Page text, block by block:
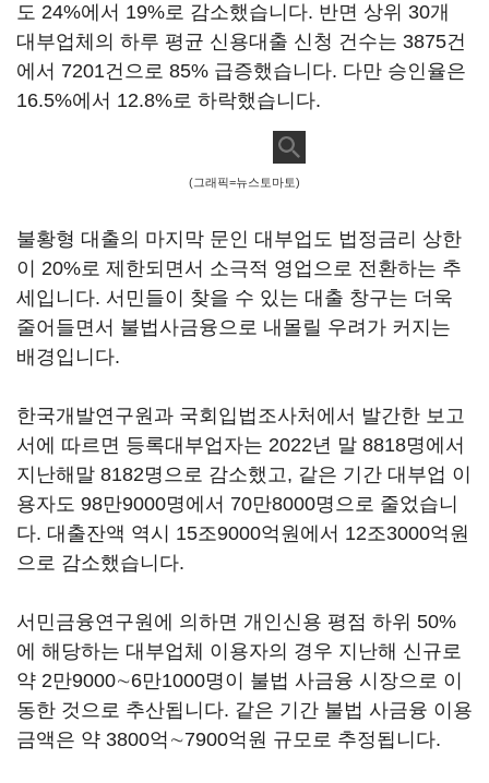
도 24%에서 19%로 감소했습니다. 반면 상위 30개
대부업체의 하루 평균 신용대출 신청 건수는 3875건
에서 7201건으로 85% 급증했습니다. 다만 승인율은
16.5%에서 12.8%로 하락했습니다.
(그래픽=뉴스토마토)
불황형 대출의 마지막 문인 대부업도 법정금리 상한
이 20%로 제한되면서 소극적 영업으로 전환하는 추
세입니다. 서민들이 찾을 수 있는 대출 창구는 더욱
줄어들면서 불법사금융으로 내몰릴 우려가 커지는
배경입니다.
한국개발연구원과 국회입법조사처에서 발간한 보고
서에 따르면 등록대부업자는 2022년 말 8818명에서
지난해말 8182명으로 감소했고, 같은 기간 대부업 이
용자도 98만9000명에서 70만8000명으로 줄었습니
다. 대출잔액 역시 15조9000억원에서 12조3000억원
으로 감소했습니다.
서민금융연구원에 의하면 개인신용 평점 하위 50%
에 해당하는 대부업체 이용자의 경우 지난해 신규로
약 2만9000∼6만1000명이 불법 사금융 시장으로 이
동한 것으로 추산됩니다. 같은 기간 불법 사금융 이용
금액은 약 3800억∼7900억원 규모로 추정됩니다.